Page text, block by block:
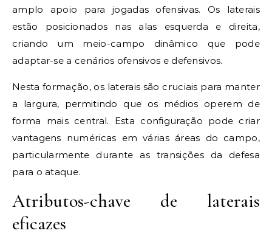
amplo apoio para jogadas ofensivas. Os laterais
estão posicionados nas alas esquerda e direita,
criando um meio-campo dinâmico que pode
adaptar-se a cenários ofensivos e defensivos.
Nesta formação, os laterais são cruciais para manter
a largura, permitindo que os médios operem de
forma mais central. Esta configuração pode criar
vantagens numéricas em várias áreas do campo,
particularmente durante as transições da defesa
para o ataque.
Atributos-chave de laterais
eficazes